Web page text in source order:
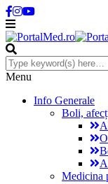
Menu
Info Generale
Boli,
Medicina